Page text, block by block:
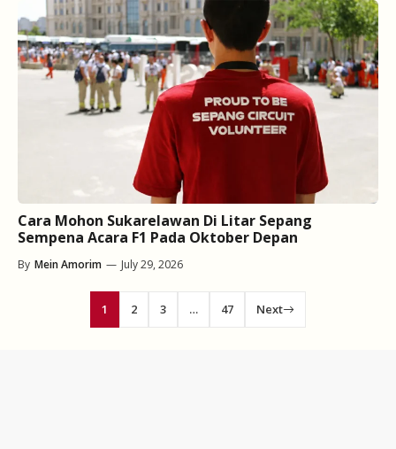
Cara Mohon Sukarelawan Di Litar Sepang
Sempena Acara F1 Pada Oktober Depan
By Mein Amorim — July 29, 2026
1 2 3 … 47 Next